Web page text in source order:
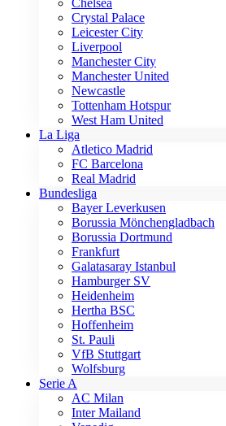
Chelsea
Crystal Palace
Leicester City
Liverpool
Manchester City
Manchester United
Newcastle
Tottenham Hotspur
West Ham United
La Liga
Atletico Madrid
FC Barcelona
Real Madrid
Bundesliga
Bayer Leverkusen
Borussia Mönchengladbach
Borussia Dortmund
Frankfurt
Galatasaray Istanbul
Hamburger SV
Heidenheim
Hertha BSC
Hoffenheim
St. Pauli
VfB Stuttgart
Wolfsburg
Serie A
AC Milan
Inter Mailand